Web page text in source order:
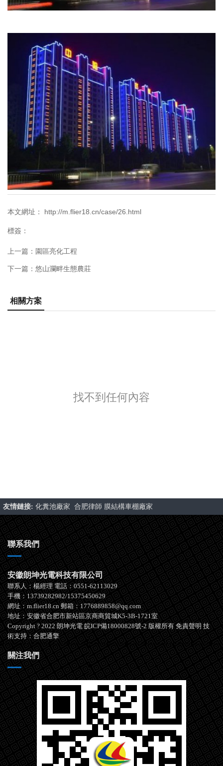
本文網址： http://m.flier18.cn/case/26.html
標簽：
上一篇： 園區亮化工程
下一篇： 悠山瀾畔生態農莊
相關方案
找不到任何內容
友情鏈接: 化糞池廠家 合肥律師 膜結構車棚廠家
聯系我們
安徽朗坤光電科技有限公司
聯系人：楊經理 電話：0551-62113029
手機：13739282982/15375450629
網址：m.flier18.cn 郵箱：1776889858@qq.com
地址：安徽省合肥市新站區京商商貿城K5-3B-1721室
Copyright ? 2022 朗坤光電 皖ICP備18000828號-2 版權所有 免責聲明 技
術支持： 合肥通擎
關注我們